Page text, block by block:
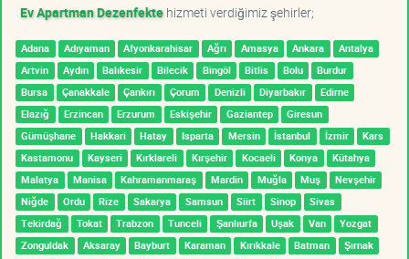
Ev Apartman Dezenfektehizmeti verdiğimiz şehirler;
Adana Adıyaman Afyonkarahisar Ağrı Amasya Ankara
Antalya
Artvin
Aydın Balıkesir Bilecik Bingöl Bitlis Bolu
Burdur
Bursa
Çanakkale Çankırı Çorum Denizli Diyarbakır
Edirne
Elazığ
Erzincan Erzurum Eskişehir Gaziantep
Giresun
Gümüşhane
Hakkari Hatay Isparta Mersin İstanbul İzmir
Kars
Kastamonu
Kayseri Kırklareli Kırşehir Kocaeli Konya
Kütahya
Malatya
Manisa Kahramanmaraş Mardin Muğla Muş
Nevşehir
Niğde
Ordu Rize Sakarya Samsun Siirt Sinop
Sivas
Tekirdağ
Tokat Trabzon Tunceli Şanlıurfa Uşak Van
Yozgat
Zonguldak
Aksaray Bayburt Karaman Kırıkkale Batman
Şırnak